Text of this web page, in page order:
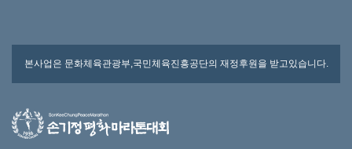
본사업은 문화체육관광부,국민체육진흥공단의 재정후원을 받고있습니다.